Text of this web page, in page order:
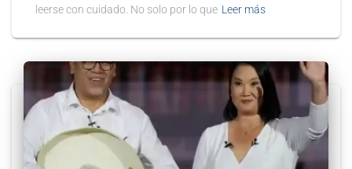
leerse con cuidado. No solo por lo que Leer más